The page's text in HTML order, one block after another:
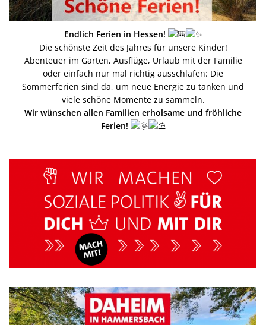
Endlich Ferien in Hessen!
Die schönste Zeit des Jahres für unsere Kinder!
Abenteuer im Garten, Ausflüge, Urlaub mit der Familie
oder einfach nur mal richtig ausschlafen: Die
Sommerferien sind da, um neue Energie zu tanken und
viele schöne Momente zu sammeln.
Wir wünschen allen Familien erholsame und fröhliche
Ferien!